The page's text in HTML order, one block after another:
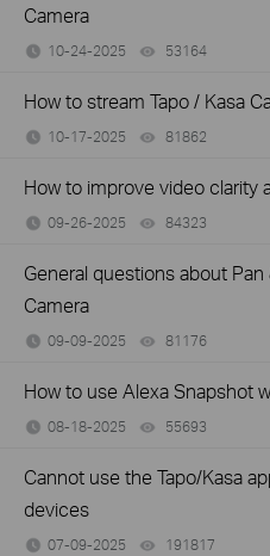
Camera
10-24-2025 53164
How to stream Tapo / Kasa
10-17-2025 81862
How to improve video clarity
09-26-2025 84323
General questions about
Camera
09-09-2025 81176
How to use Alexa Snapshot
08-18-2025 55693
Cannot use the Tapo/Kasa
devices
07-09-2025 191817